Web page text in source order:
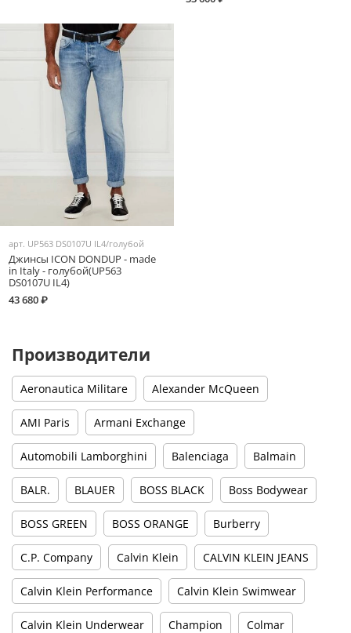
арт. UP563 DS0107U IL4/голубой
Джинсы ICON DONDUP - made
in Italy - голубой(UP563
DS0107U IL4)
43 680 ₽
Производители
Aeronautica Militare Alexander McQueen
AMI Paris Armani Exchange
Automobili Lamborghini Balenciaga Balmain
BALR. BLAUER BOSS BLACK Boss Bodywear
BOSS GREEN BOSS ORANGE Burberry
C.P. Company Calvin Klein CALVIN KLEIN JEANS
Calvin Klein Performance Calvin Klein Swimwear
Calvin Klein Underwear Champion Colmar